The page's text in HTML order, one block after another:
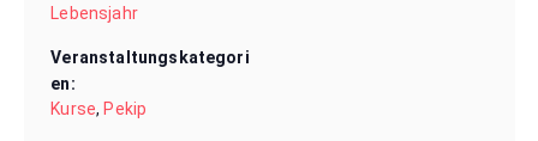
Lebensjahr
Veranstaltungskategori
en:
Kurse, Pekip